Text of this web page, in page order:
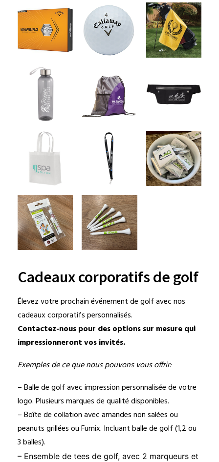
Cadeaux corporatifs de golf
Élevez votre prochain événement de golf avec nos
cadeaux corporatifs personnalisés.
Contactez-nous pour des options sur mesure qui
impressionneront vos invités.
Exemples de ce que nous pouvons vous offrir:
– Balle de golf avec impression personnalisée de votre
logo. Plusieurs marques de qualité disponibles.
– Boîte de collation avec amandes non salées ou
peanuts grillées ou Fumix. Incluant balle de golf (1,2 ou
3 balles).
– Ensemble de tees de golf, avec 2 marqueurs et